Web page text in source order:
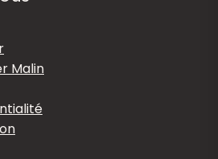
Malin